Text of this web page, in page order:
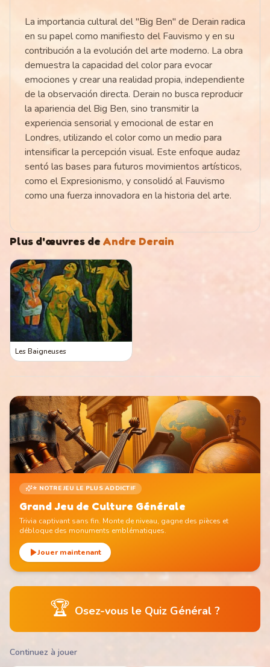
La importancia cultural del "Big Ben" de Derain radica
en su papel como manifiesto del Fauvismo y en su
contribución a la evolución del arte moderno. La obra
demuestra la capacidad del color para evocar
emociones y crear una realidad propia, independiente
de la observación directa. Derain no busca reproducir
la apariencia del Big Ben, sino transmitir la
experiencia sensorial y emocional de estar en
Londres, utilizando el color como un medio para
intensificar la percepción visual. Este enfoque audaz
sentó las bases para futuros movimientos artísticos,
como el Expresionismo, y consolidó al Fauvismo
como una fuerza innovadora en la historia del arte.
Plus d'œuvres de Andre Derain
Les Baigneuses
⭐ NOTRE JEU LE PLUS ADDICTIF
Grand Jeu de Culture Générale
Trivia captivant sans fin. Monte de niveau, gagne des pièces et
débloque des monuments emblématiques.
Jouer maintenant
🏆 Osez-vous le Quiz Général ?
Continuez à jouer